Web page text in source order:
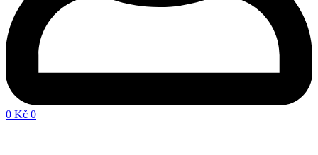
0 Kč 0